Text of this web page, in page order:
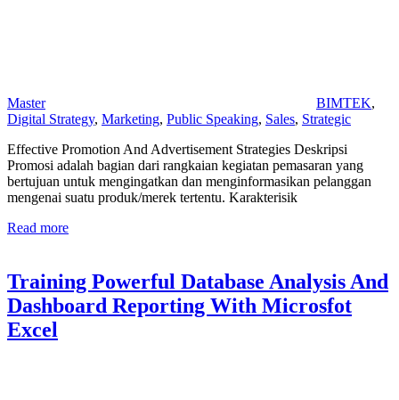
Master BIMTEK,
Digital Strategy, Marketing, Public Speaking, Sales, Strategic
Effective Promotion And Advertisement Strategies Deskripsi
Promosi adalah bagian dari rangkaian kegiatan pemasaran yang
bertujuan untuk mengingatkan dan menginformasikan pelanggan
mengenai suatu produk/merek tertentu. Karakterisik
Read more
Training Powerful Database Analysis And
Dashboard Reporting With Microsfot
Excel